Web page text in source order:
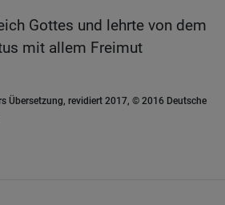
Gottes und lehrte von dem
mit allem Freimut
Übersetzung, revidiert 2017, © 2016 Deutsche